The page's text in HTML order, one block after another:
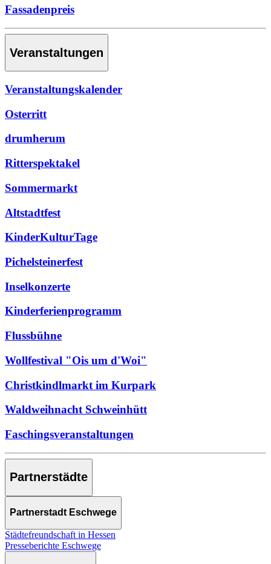
Fassadenpreis
Veranstaltungen
Veranstaltungskalender
Osterritt
drumherum
Ritterspektakel
Sommermarkt
Altstadtfest
KinderKulturTage
Pichelsteinerfest
Inselkonzerte
Kinderferienprogramm
Flussbühne
Wollfestival "Ois um d'Woi"
Christkindlmarkt im Kurpark
Waldweihnacht Schweinhütt
Faschingsveranstaltungen
Partnerstädte
Partnerstadt Eschwege
Städtefreundschaft in Hessen
Presseberichte Eschwege